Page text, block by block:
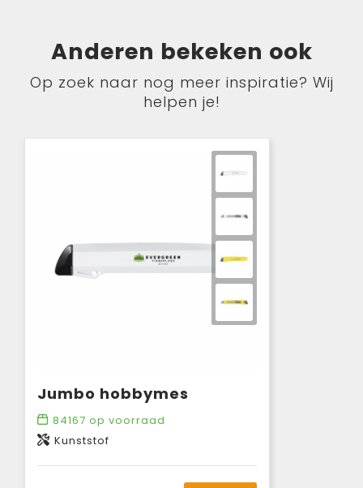
Anderen bekeken ook
Op zoek naar nog meer inspiratie? Wij
helpen je!
Jumbo hobbymes
84167 op voorraad
Kunststof